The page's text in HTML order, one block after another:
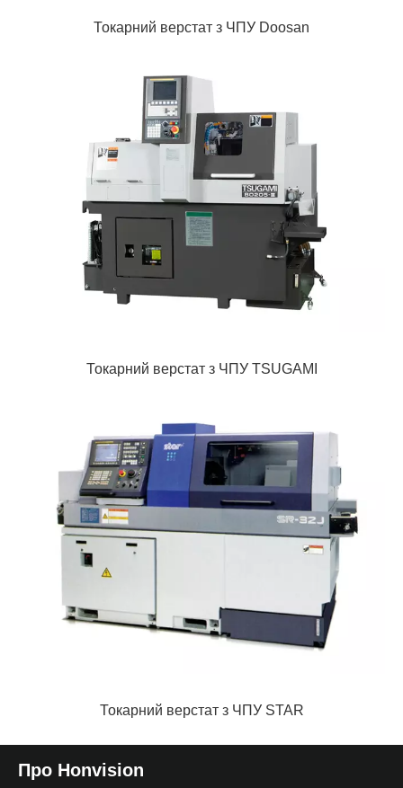
Токарний верстат з ЧПУ Doosan
Токарний верстат з ЧПУ TSUGAMI
Токарний верстат з ЧПУ STAR
Про Honvision